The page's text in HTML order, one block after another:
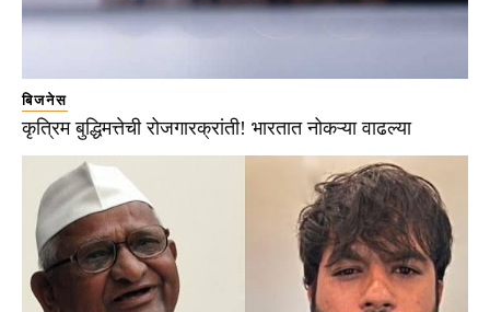
बिजनेस
कृत्रिम बुद्धिमत्तेची रोजगारक्रांती! भारतात नोकऱ्या वाढल्या